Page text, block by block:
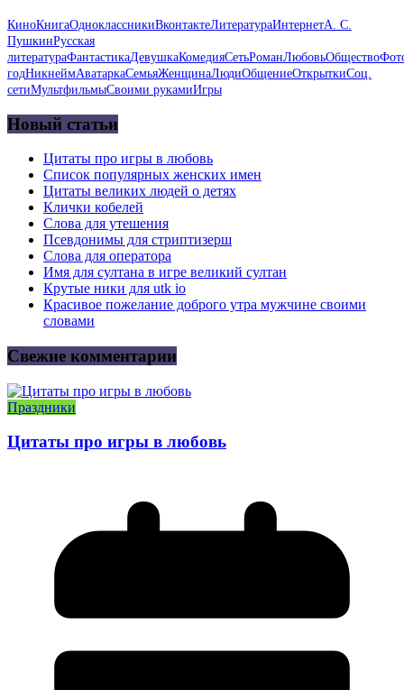
КиноКнигаОдноклассникиВконтактеЛитератураИнтернетА. С.
ПушкинРусская
литератураФантастикаДевушкаКомедияСетьРоманЛюбовьОбщество
годНикнеймАватаркаСемьяЖенщинаЛюдиОбщениеОткрыткиСоц.
сетиМультфильмыСвоими рукамиИгры
Новый статьи
Цитаты про игры в любовь
Список популярных женских имен
Цитаты великих людей о детях
Клички кобелей
Слова для утешения
Псевдонимы для стриптизерш
Слова для оператора
Имя для султана в игре великий султан
Крутые ники для utk io
Красивое пожелание доброго утра мужчине своими
словами
Свежие комментарии
Праздники
Цитаты про игры в любовь